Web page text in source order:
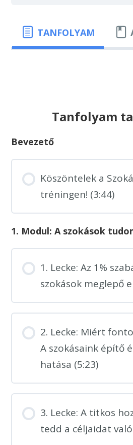
TANFOLYAM
Tanfolyam
Bevezető
Köszöntelek a
tréningen! (3:44)
1. Modul: A szokások
1. Lecke: Az 1%
szokások meglepő
2. Lecke: Miért
A szokásaink építő
hatása (5:23)
3. Lecke: A titkos
tedd a céljaidat